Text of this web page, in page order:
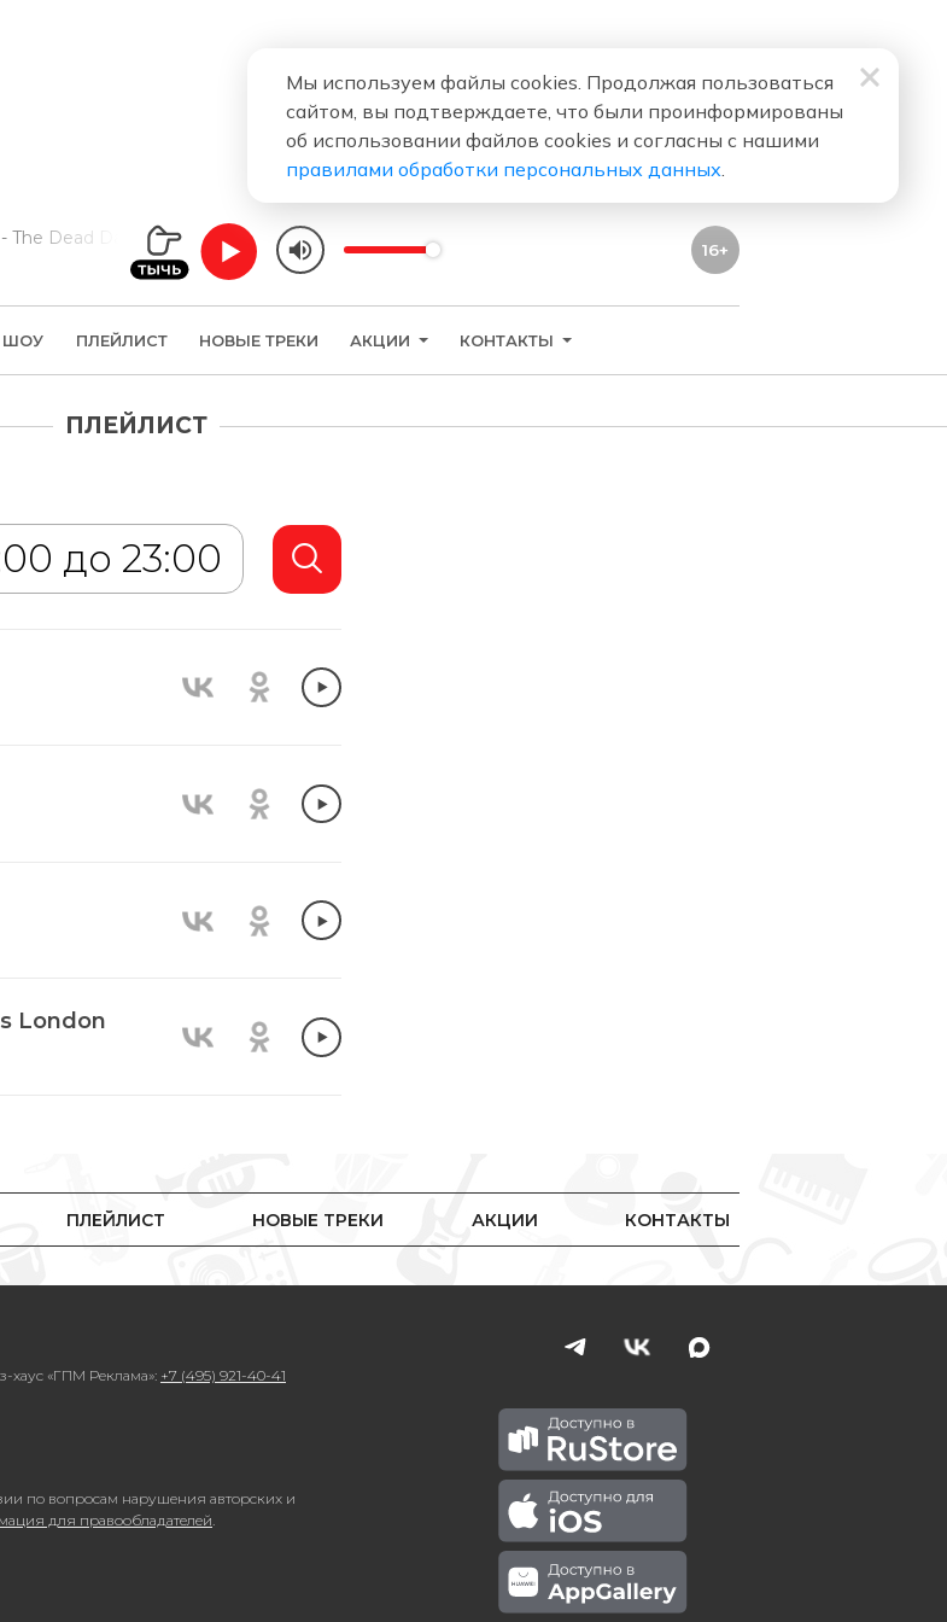
Dead Dance
16+
ШОУ ПЛЕЙЛИСТ НОВЫЕ ТРЕКИ АКЦИИ КОНТАКТЫ
ПЛЕЙЛИСТ
London
ПЛЕЙЛИСТ НОВЫЕ ТРЕКИ АКЦИИ КОНТАКТЫ
хаус «ГПМ Реклама»: +7 (495) 921-40-41
по вопросам нарушения авторских и
для правообладателей.
Мы используем файлы cookies. Продолжая пользоваться
сайтом, вы подтверждаете, что были проинформированы
об использовании файлов cookies и согласны с нашими
правилами обработки персональных данных.